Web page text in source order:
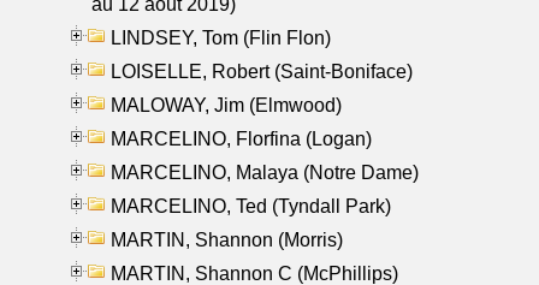
LINDSEY, Tom (Flin Flon)
LOISELLE, Robert (Saint-Boniface)
MALOWAY, Jim (Elmwood)
MARCELINO, Florfina (Logan)
MARCELINO, Malaya (Notre Dame)
MARCELINO, Ted (Tyndall Park)
MARTIN, Shannon (Morris)
MARTIN, Shannon C (McPhillips)